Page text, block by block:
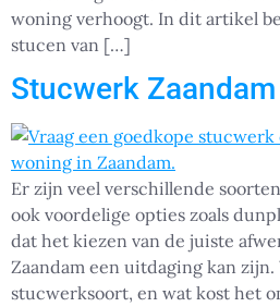
woning verhoogt. In dit artikel
stucen van […]
Stucwerk Zaandam
Er zijn veel verschillende
ook voordelige opties zoals
dat het kiezen van de juiste
Zaandam een uitdaging kan zijn.
stucwerksoort, en wat kost het